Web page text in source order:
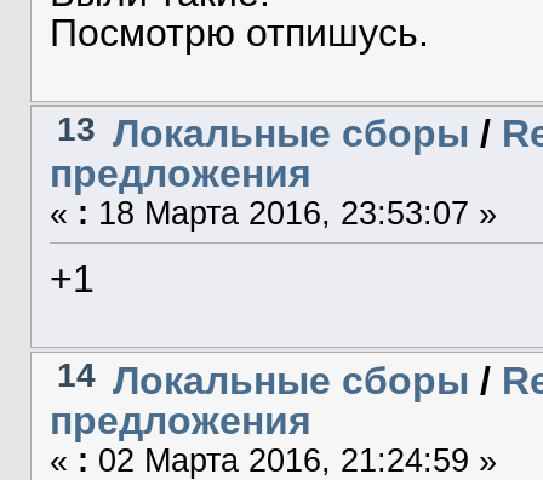
Посмотрю отпишусь.
13 Локальные сборы /
предложения
« : 18 Марта 2016, 23:53:07 »
+1
14 Локальные сборы /
предложения
« : 02 Марта 2016, 21:24:59 »